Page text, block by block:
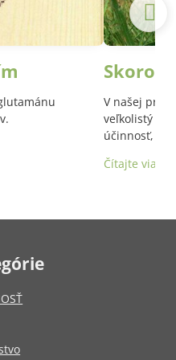
V našej
veľkolistý a
účinnosť, aj
Čítajte viac